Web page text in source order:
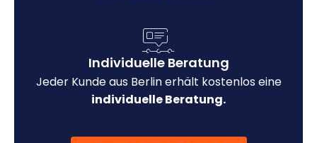
Individuelle Beratung
Jeder Kunde aus Berlin erhält kostenlos eine
individuelle Beratung.